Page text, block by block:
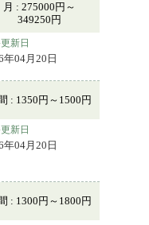
月 : 275000円～
349250円
新日
年04月20日
: 1350円～1500円
新日
年04月20日
: 1300円～1800円